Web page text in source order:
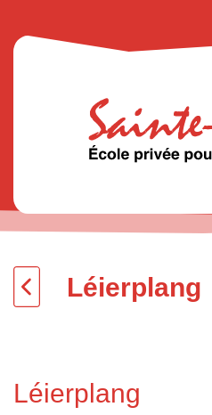
Léierplang
Léierplang